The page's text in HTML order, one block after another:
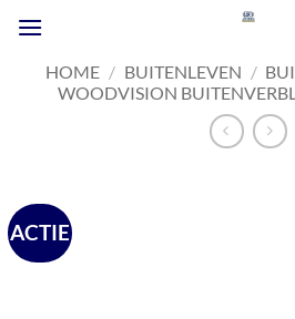
naar
inhoudHOME / BUITENLEVEN /
WOODVISION
ACTIE